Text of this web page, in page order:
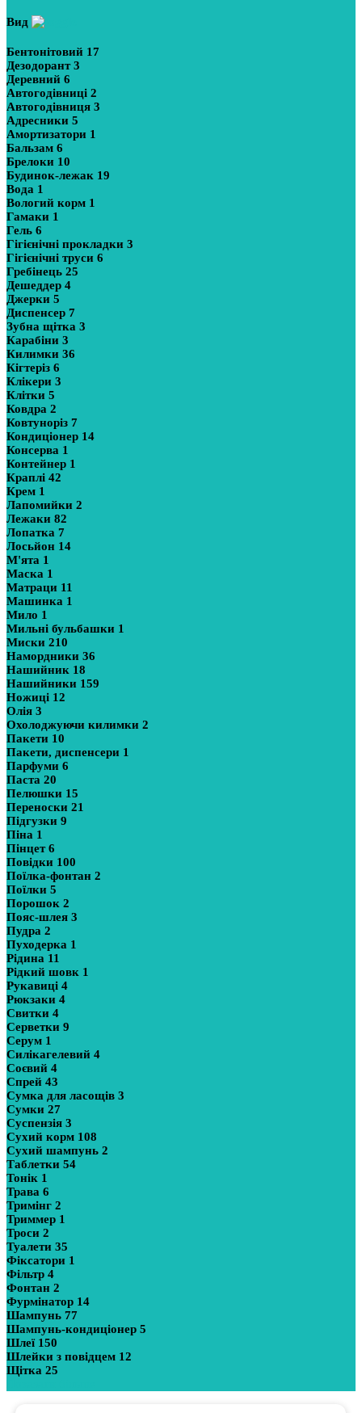
Вид
Бентонітовий 17
Дезодорант3
Деревний 6
Автогодівниці 2
Автогодівниця 3
Адресники 5
Амортизатори 1
Бальзам 6
Брелоки 10
Будинок-лежак 19
Вода 1
Вологий корм 1
Гамаки 1
Гель 6
Гігієнічні прокладки 3
Гігієнічні труси 6
Гребінець 25
Дешеддер 4
Джерки 5
Диспенсер 7
Зубна щітка 3
Карабіни 3
Килимки 36
Кігтеріз 6
Клікери 3
Клітки 5
Ковдра 2
Ковтуноріз 7
Кондиціонер 14
Консерва 1
Контейнер 1
Краплі 42
Крем 1
Лапомийки 2
Лежаки 82
Лопатка 7
Лосьйон 14
М'ята 1
Маска 1
Матраци 11
Машинка 1
Мило 1
Мильні бульбашки 1
Миски 210
Намордники 36
Нашийник 18
Нашийники 159
Ножиці 12
Олія 3
Охолоджуючи килимки 2
Пакети 10
Пакети, диспенсери 1
Парфуми 6
Паста 20
Пелюшки 15
Переноски 21
Підгузки 9
Піна 1
Пінцет6
Повідки 100
Поїлка-фонтан 2
Поїлки 5
Порошок 2
Пояс-шлея 3
Пудра 2
Пуходерка 1
Рідина 11
Рідкий шовк 1
Рукавиці 4
Рюкзаки 4
Свитки 4
Серветки 9
Серум 1
Силікагелевий 4
Соєвий 4
Спрей 43
Сумка для ласощів 3
Сумки 27
Суспензія 3
Сухий корм 108
Сухий шампунь 2
Таблетки 54
Тонік 1
Трава 6
Тримінг 2
Триммер 1
Троси 2
Туалети 35
Фіксатори 1
Фільтр 4
Фонтан 2
Фурмінатор 14
Шампунь 77
Шампунь-кондиціонер 5
Шлеї 150
Шлейки з повідцем 12
Щітка 25